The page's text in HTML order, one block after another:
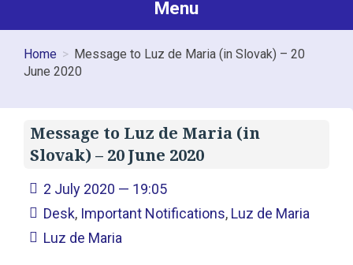
Menu
Home
Message to Luz de Maria (in Slovak) – 20
June 2020
Message to Luz de Maria (in
Slovak) – 20 June 2020
2 July 2020 — 19:05
Desk, Important Notifications, Luz de Maria
Luz de Maria